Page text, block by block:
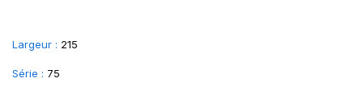
Largeur : 215
Série : 75